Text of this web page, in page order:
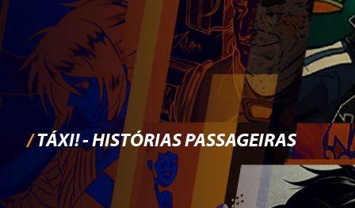
/TÁXI! - HISTÓRIAS PASSAGEIRAS